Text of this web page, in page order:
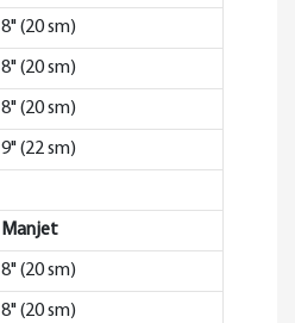
8" (20 sm)
8" (20 sm)
8" (20 sm)
9" (22 sm)
Manjet
8" (20 sm)
8" (20 sm)